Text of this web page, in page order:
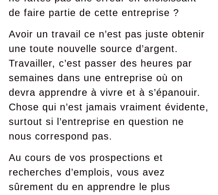
de faire partie de cette entreprise ?
Avoir un travail ce n’est pas juste obtenir
une toute nouvelle source d’argent.
Travailler, c’est passer des heures par
semaines dans une entreprise où on
devra apprendre à vivre et à s’épanouir.
Chose qui n’est jamais vraiment évidente,
surtout si l’entreprise en question ne
nous correspond pas.
Au cours de vos prospections et
recherches d’emplois, vous avez
sûrement du en apprendre le plus